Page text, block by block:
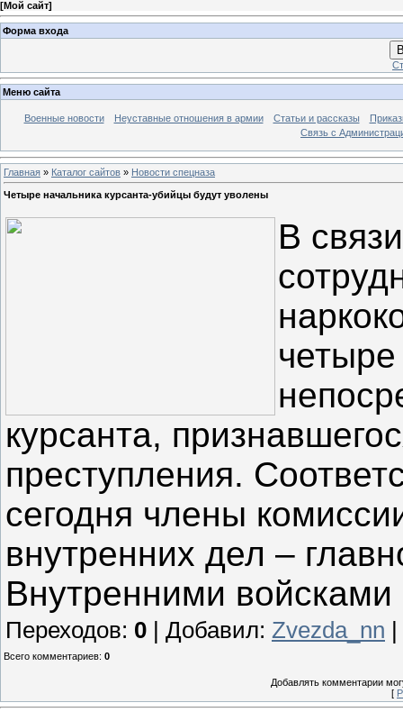
[Мой сайт]
Форма входа
Меню сайта
Военные новости Неуставные отношения в армии Статьи и рассказы
Связь с
Главная » Каталог сайтов » Новости спецназа
Четыре начальника курсанта-убийцы будут уволены
В
курсанта,
преступления.
сегодня члены
внутренних дел –
Внутренними
Переходов: 0 | Добавил: Zvezda_nn |
Всего комментариев: 0
Добавлять комментарии
[